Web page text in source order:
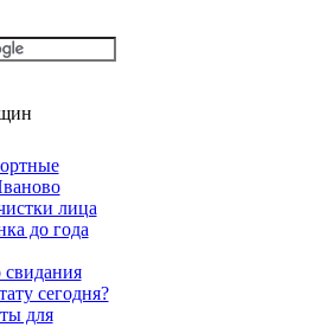
лица
до года
сегодня?
для